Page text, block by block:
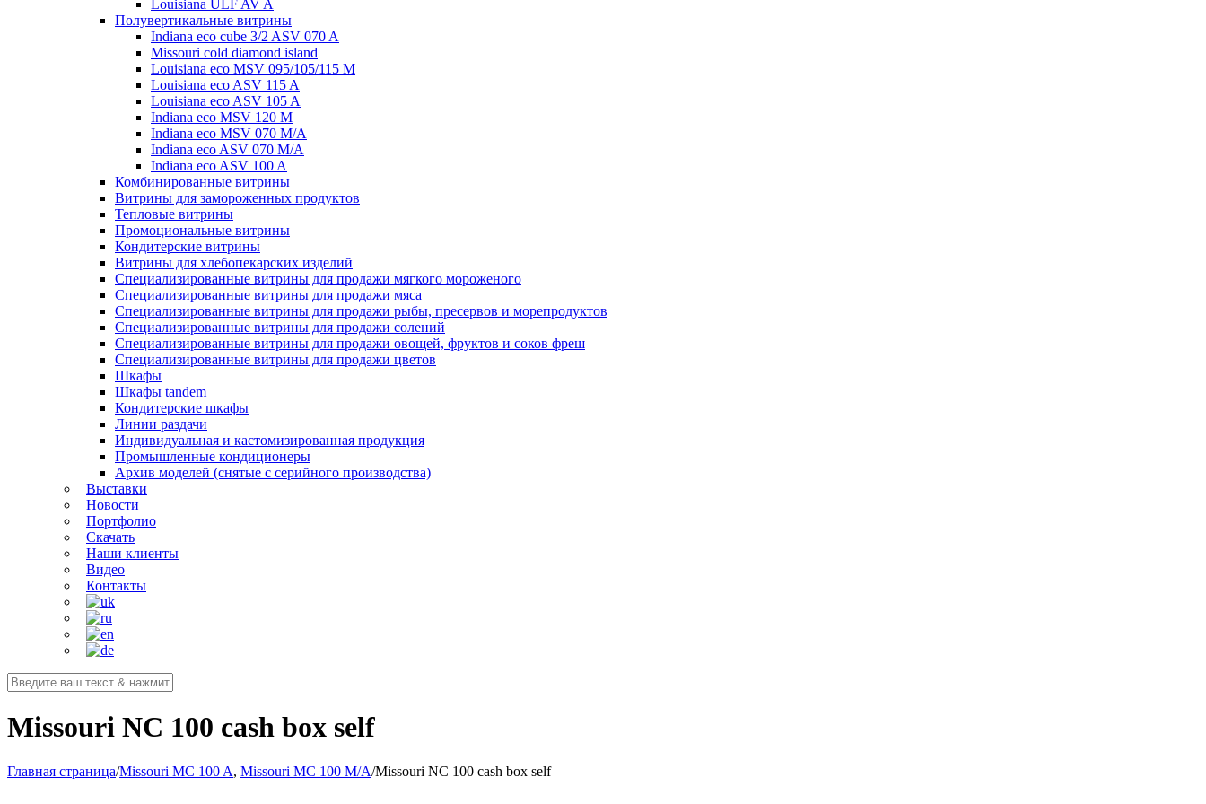
Louisiana ULF AV A
Полувертикальные витрины
Indiana eco cube 3/2 ASV 070 A
Missouri cold diamond island
Louisiana eco MSV 095/105/115 M
Louisiana eco ASV 115 A
Louisiana eco ASV 105 A
Indiana eco MSV 120 M
Indiana eco MSV 070 M/A
Indiana eco ASV 070 M/A
Indiana eco ASV 100 A
Комбинированные витрины
Витрины для замороженных продуктов
Тепловые витрины
Промоциональные витрины
Кондитерские витрины
Витрины для хлебопекарских изделий
Специализированные витрины для продажи мягкого мороженого
Специализированные витрины для продажи мяса
Специализированные витрины для продажи рыбы, пресервов и морепродуктов
Специализированные витрины для продажи солений
Специализированные витрины для продажи овощей, фруктов и соков фреш
Специализированные витрины для продажи цветов
Шкафы
Шкафы tandem
Кондитерские шкафы
Линии раздачи
Индивидуальная и кастомизированная продукция
Промышленные кондиционеры
Архив моделей (снятые с серийного производства)
Выставки
Новости
Портфолио
Скачать
Наши клиенты
Видео
Контакты
Missouri NC 100 cash box self
Главная страница/Missouri MC 100 A, Missouri MC 100 M/A/Missouri NC 100 cash box self